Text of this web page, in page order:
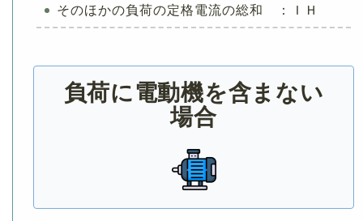
そのほかの負荷の定格電流の総和 ：ＩＨ
負荷に電動機を含まない
場合